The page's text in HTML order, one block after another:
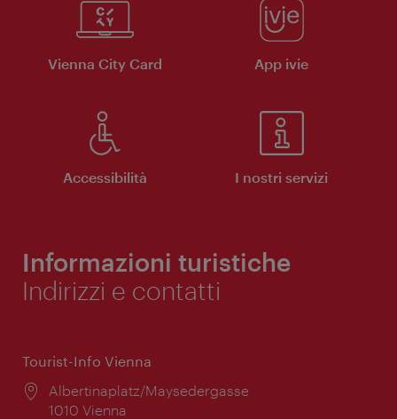
Vienna City Card App ivie
Accessibilità I nostri servizi
Informazioni turistiche
Indirizzi e contatti
Tourist-Info Vienna
Posizione:
Albertinaplatz/Maysedergasse
1010 Vienna